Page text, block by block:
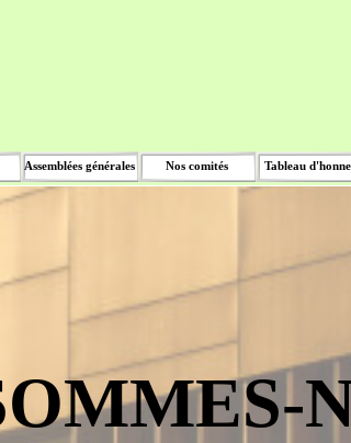
Sauter le menu
▼
Assemblées générales ▼
Nos comités ▼
Tableau